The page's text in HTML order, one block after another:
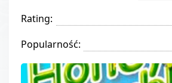
Rating:
Popularność: